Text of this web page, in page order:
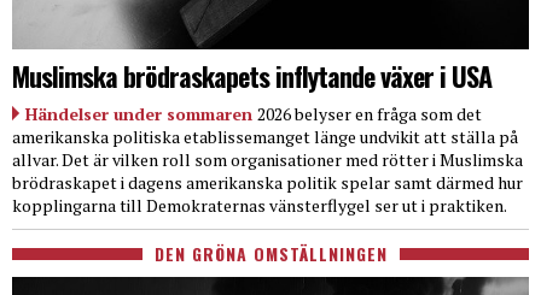
Muslimska brödraskapets inflytande växer i USA
Händelser under sommaren 2026 belyser en fråga som det
amerikanska politiska etablissemanget länge undvikit att ställa på
allvar. Det är vilken roll som organisationer med rötter i Muslimska
brödraskapet i dagens amerikanska politik spelar samt därmed hur
kopplingarna till Demokraternas vänsterflygel ser ut i praktiken.
DEN GRÖNA OMSTÄLLNINGEN